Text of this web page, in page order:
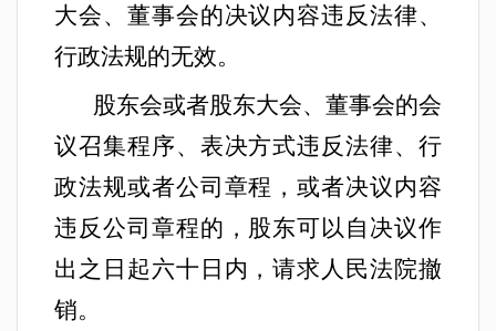
大会、董事会的决议内容违反法律、
行政法规的无效。
股东会或者股东大会、董事会的会
议召集程序、表决方式违反法律、行
政法规或者公司章程，或者决议内容
违反公司章程的，股东可以自决议作
出之日起六十日内，请求人民法院撤
销。